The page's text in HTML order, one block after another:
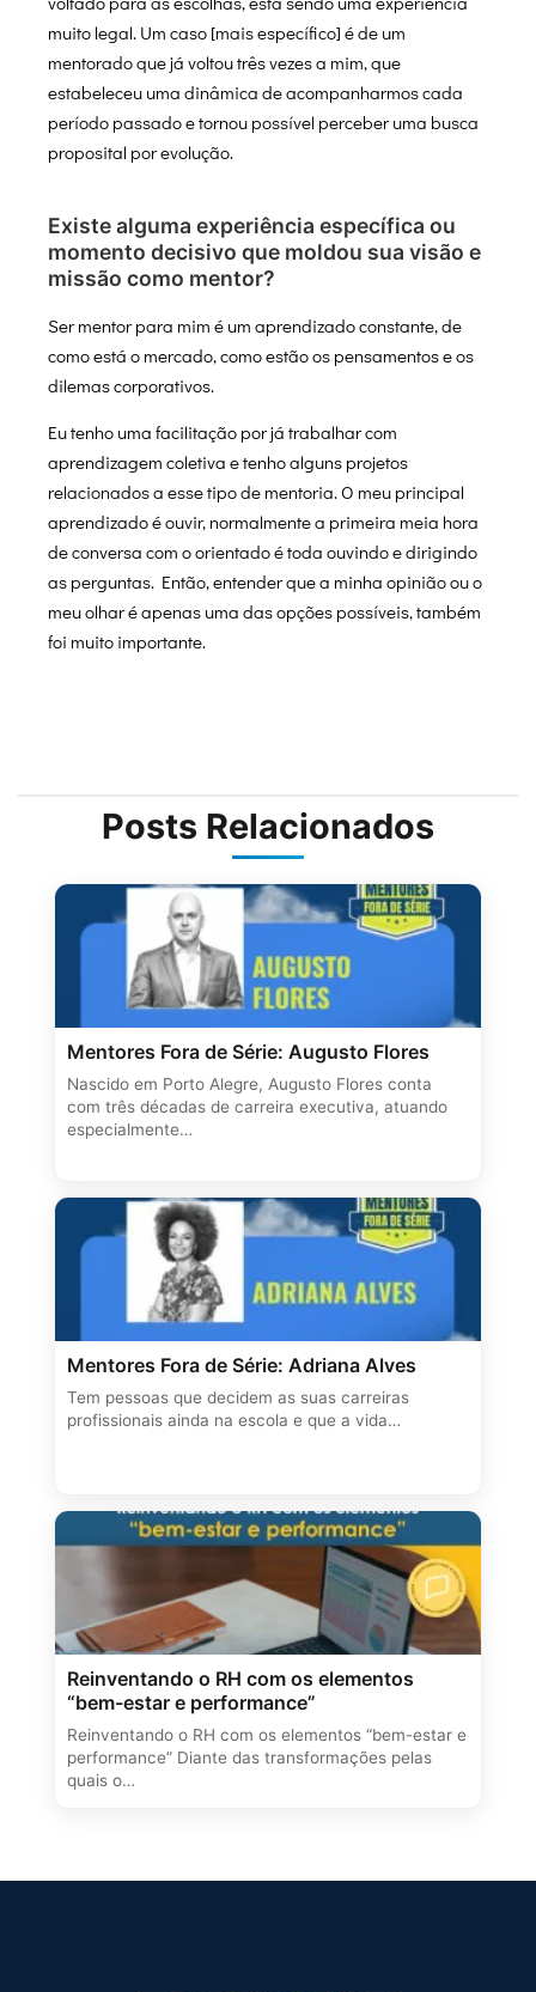
muito legal. Um caso [mais específico] é de um
mentorado que já voltou três vezes a mim, que
estabeleceu uma dinâmica de acompanharmos cada
período passado e tornou possível perceber uma busca
proposital por evolução.
Existe alguma experiência específica ou
momento decisivo que moldou sua visão e
missão como mentor?
Ser mentor para mim é um aprendizado constante, de
como está o mercado, como estão os pensamentos e os
dilemas corporativos.
Eu tenho uma facilitação por já trabalhar com
aprendizagem coletiva e tenho alguns projetos
relacionados a esse tipo de mentoria. O meu principal
aprendizado é ouvir, normalmente a primeira meia hora
de conversa com o orientado é toda ouvindo e dirigindo
as perguntas. Então, entender que a minha opinião ou o
meu olhar é apenas uma das opções possíveis, também
foi muito importante.
Posts Relacionados
Mentores Fora de Série: Augusto Flores
Nascido em Porto Alegre, Augusto Flores conta
com três décadas de carreira executiva, atuando
especialmente…
Mentores Fora de Série: Adriana Alves
Tem pessoas que decidem as suas carreiras
profissionais ainda na escola e que a vida…
Reinventando o RH com os elementos
“bem-estar e performance”
Reinventando o RH com os elementos “bem-estar e
performance” Diante das transformações pelas
quais o…